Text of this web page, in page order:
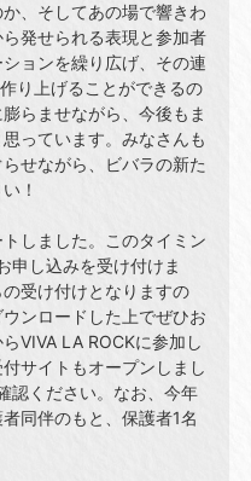
、そしてあの場で響きわ
発せられる表現と参加者
ョンを繰り広げ、その連
り上げることができるの
らませながら、今後もま
っています。みなさんも
せながら、ビバラの新た
！
しました。このタイミン
申し込みを受け付けま
受け付けとなりますの
ンロードした上でぜひお
VIVA LA ROCKに参加し
サイトもオープンしまし
認ください。なお、今年
同伴のもと、保護者1名